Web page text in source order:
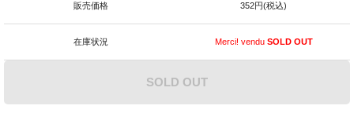
販売価格 352円(税込)
在庫状況 Merci! venduSOLD OUT
SOLD OUT